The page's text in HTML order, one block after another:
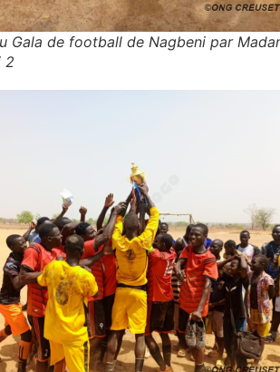
Gala de football de Nagbeni par
2